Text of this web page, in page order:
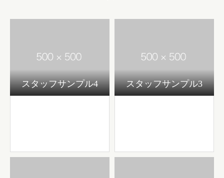
スタッフサンプル4 スタッフサンプル3